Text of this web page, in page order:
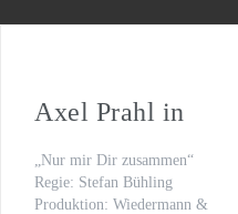
WILSBERG
Michael
Axel Prahl in
„Nur mir Dir zusammen“
Regie: Stefan Bühling
Produktion: Wiedermann &